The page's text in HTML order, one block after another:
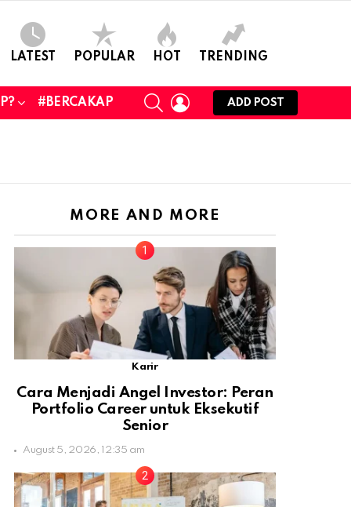
LATEST POPULAR HOT TRENDING
#BERCAKAP
SEARCHLOGIN
ADD POST
MORE AND MORE
Karir
Cara Menjadi Angel Investor: Peran
Portfolio Career untuk Eksekutif
Senior
August 5, 2026, 12:35 am